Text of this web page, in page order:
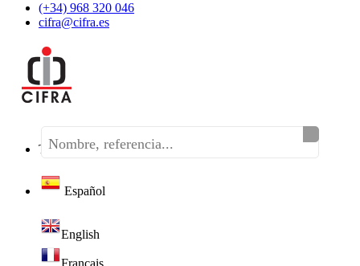
(+34) 968 320 046
cifra@cifra.es
Teléfono:(+34) 968 320 046
Español
English
Français